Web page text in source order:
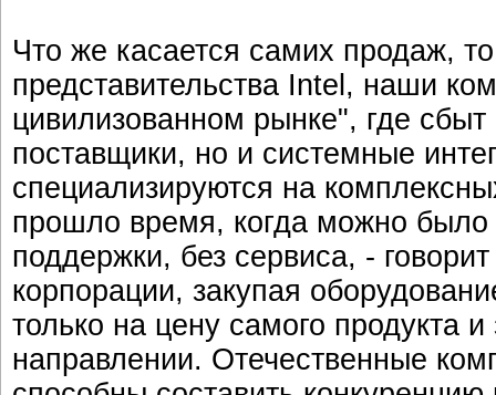
Что же касается самих продаж,
представительства Intel, наши
цивилизованном рынке", где
поставщики, но и системные
специализируются на
прошло время, когда можно было
поддержки, без сервиса, -
корпорации, закупая
только на цену самого продукта
направлении. Отечественные